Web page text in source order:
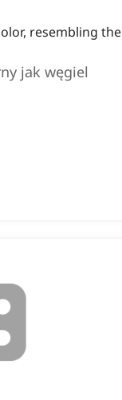
resembling the
jak węgiel